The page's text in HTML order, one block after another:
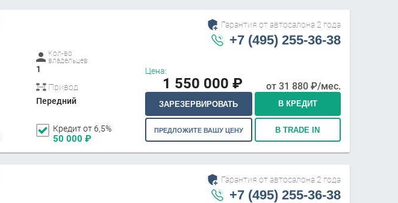
Кол-во
владельцев
1
Привод
Передний
Кредит от 6,5%
50 000 ₽
Гарантия от автосалона 2 года
+7 (495) 255-36-38
Цена:
1 550 000 ₽ от 31 880₽/мес.
ЗАРЕЗЕРВИРОВАТЬ В КРЕДИТ
ПРЕДЛОЖИТЕ ВАШУ ЦЕНУ В TRADE IN
Гарантия от автосалона 2 года
+7 (495) 255-36-38